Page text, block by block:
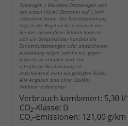
Mietwagen / Werkstatt Ersatzwagen, was
den ersten HU/AU Zeitraum auf 1 Jahr
reduzieren kann. Die Betriebsanleitung
liegt in der Regel nicht in Deutsch bei.
Bei den verwendeten Bildern kann es
sich um Beispielbilder handeln die
Sonderausstattungen oder abweichende
Ausstattung zeigen, welche nur gegen
Aufpreis zu erhalten sind. Die
schriftliche Beschreibung ist
entscheidend, nicht die gezeigten Bilder.
Alle Angaben sind ohne Gewähr.
Irrtümer vorbehalten.
Verbrauch kombiniert: 5,30
CO2-Klasse: D
CO2-Emissionen: 121,00 g/km